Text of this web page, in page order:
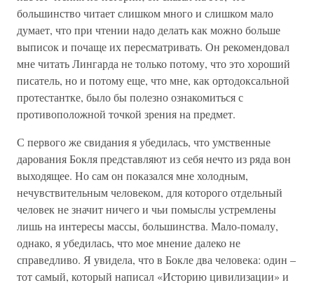
большинство читает слишком много и слишком мало
думает, что при чтении надо делать как можно больше
выписок и почаще их пересматривать. Он рекомендовал
мне читать Лингарда не только потому, что это хороший
писатель, но и потому еще, что мне, как ортодоксальной
протестантке, было бы полезно ознакомиться с
противоположной точкой зрения на предмет.
С первого же свидания я убедилась, что умственные
дарования Бокля представляют из себя нечто из ряда вон
выходящее. Но сам он показался мне холодным,
нечувствительным человеком, для которого отдельный
человек не значит ничего и чьи помыслы устремлены
лишь на интересы массы, большинства. Мало-помалу,
однако, я убедилась, что мое мнение далеко не
справедливо. Я увидела, что в Бокле два человека: один –
тот самый, который написал «Историю цивилизации» и